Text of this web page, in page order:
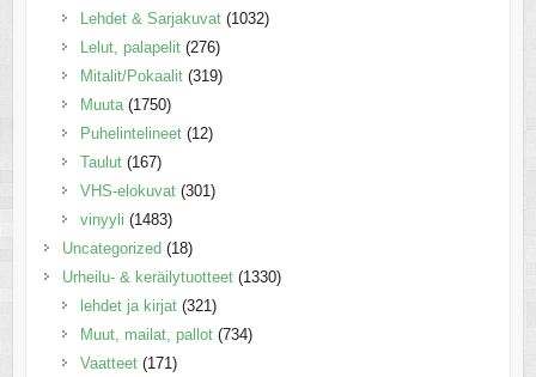
Lehdet & Sarjakuvat (1032)
Lelut, palapelit (276)
Mitalit/Pokaalit (319)
Muuta (1750)
Puhelintelineet (12)
Taulut (167)
VHS-elokuvat (301)
vinyyli (1483)
Uncategorized (18)
Urheilu- & keräilytuotteet (1330)
lehdet ja kirjat (321)
Muut, mailat, pallot (734)
Vaatteet (171)